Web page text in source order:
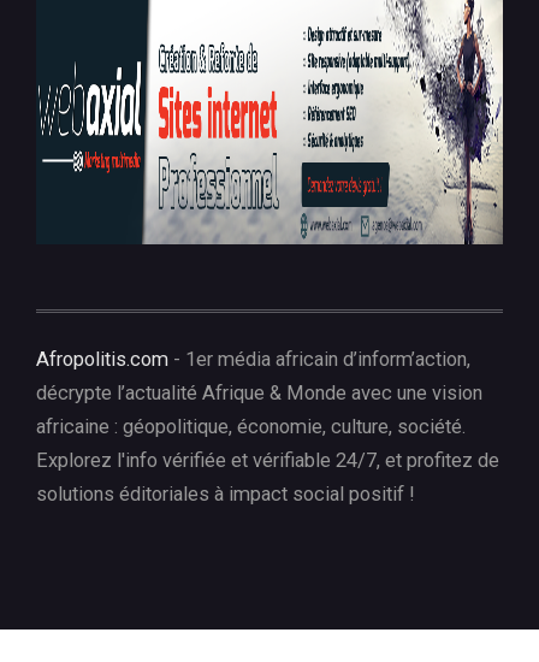
Afropolitis.com - 1er média africain d’inform’action,
décrypte l’actualité Afrique & Monde avec une vision
africaine : géopolitique, économie, culture, société.
Explorez l'info vérifiée et vérifiable 24/7, et profitez de
solutions éditoriales à impact social positif !